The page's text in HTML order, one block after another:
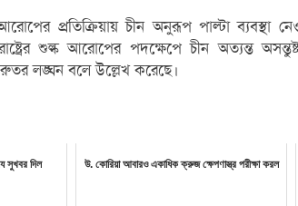
প্রতিক্রিয়ায় চীন অনুরূপ পাল্টা ব্যবস্থা
শুল্ক আরোপের পদক্ষেপে চীন অত্যন্ত
লঙ্ঘন বলে উল্লেখ করেছে।
সুখবর দিল উ. কোরিয়া আবারও একাধিক ক্রুজ ক্ষেপণাস্ত্র পরীক্ষা করল